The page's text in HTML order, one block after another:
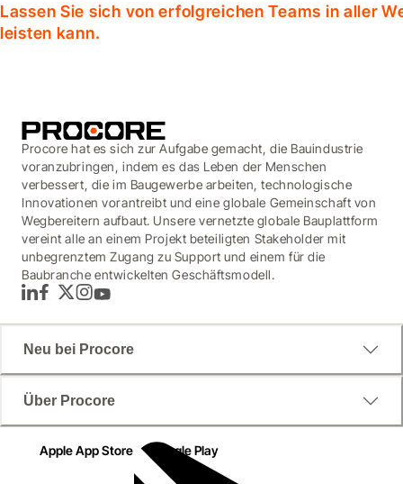
Lassen Sie sich von erfolgreichen Teams in aller
leisten kann.
Procore hat es sich zur Aufgabe gemacht, die Bauindustrie
voranzubringen, indem es das Leben der Menschen
verbessert, die im Baugewerbe arbeiten, technologische
Innovationen vorantreibt und eine globale Gemeinschaft von
Wegbereitern aufbaut. Unsere vernetzte globale Bauplattform
vereint alle an einem Projekt beteiligten Stakeholder mit
unbegrenztem Zugang zu Support und einem für die
Baubranche entwickelten Geschäftsmodell.
LinkedInFacebook
TwitterInstagram
YouTube
Neu bei Procore
Über Procore
Apple App Store Google Play